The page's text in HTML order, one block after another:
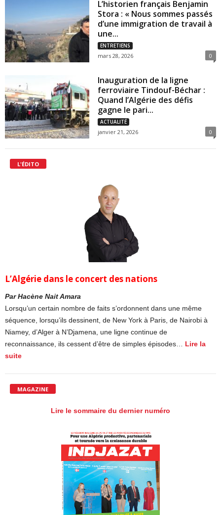
L’historien français Benjamin
Stora : « Nous sommes passés
d’une immigration de travail à
une...
ENTRETIENS
mars 28, 2026 0
Inauguration de la ligne
ferroviaire Tindouf-Béchar :
Quand l’Algérie des défis
gagne le pari...
ACTUALITÉ
janvier 21, 2026 0
L'ÉDITO
L’Algérie dans le concert des nations
Par Hacène Nait Amara
Lorsqu’un certain nombre de faits s’ordonnent dans une même
séquence, lorsqu’ils dessinent, de New York à Paris, de Nairobi à
Niamey, d’Alger à N’Djamena, une ligne continue de
reconnaissance, ils cessent d’être de simples épisodes… Lire la
suite
MAGAZINE
Lire le sommaire du dernier numéro